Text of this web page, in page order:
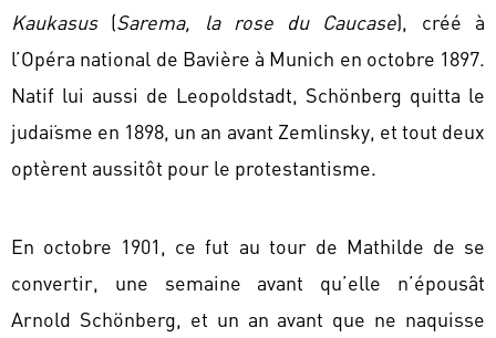
Kaukasus(Sarema, la rose du Caucase), créé à
l’Opéra national de Bavière à Munich en octobre 1897.
Natif lui aussi de Leopoldstadt, Schönberg quitta le
judaïsme en 1898, un an avant Zemlinsky, et tout deux
optèrent aussitôt pour le protestantisme.
En octobre 1901, ce fut au tour de Mathilde de se
convertir, une semaine avant qu’elle n’épousât
Arnold Schönberg, et un an avant que ne naquisse